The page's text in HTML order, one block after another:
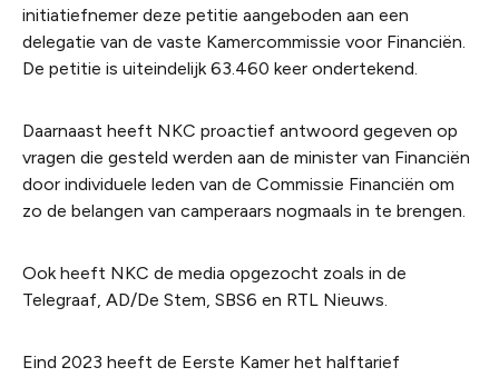
initiatiefnemer deze petitie aangeboden aan een
delegatie van de vaste Kamercommissie voor Financiën.
De petitie is uiteindelijk 63.460 keer ondertekend.
Daarnaast heeft NKC proactief antwoord gegeven op
vragen die gesteld werden aan de minister van Financiën
door individuele leden van de Commissie Financiën om
zo de belangen van camperaars nogmaals in te brengen.
Ook heeft NKC de media opgezocht zoals in de
Telegraaf, AD/De Stem, SBS6 en RTL Nieuws.
Eind 2023 heeft de Eerste Kamer het halftarief